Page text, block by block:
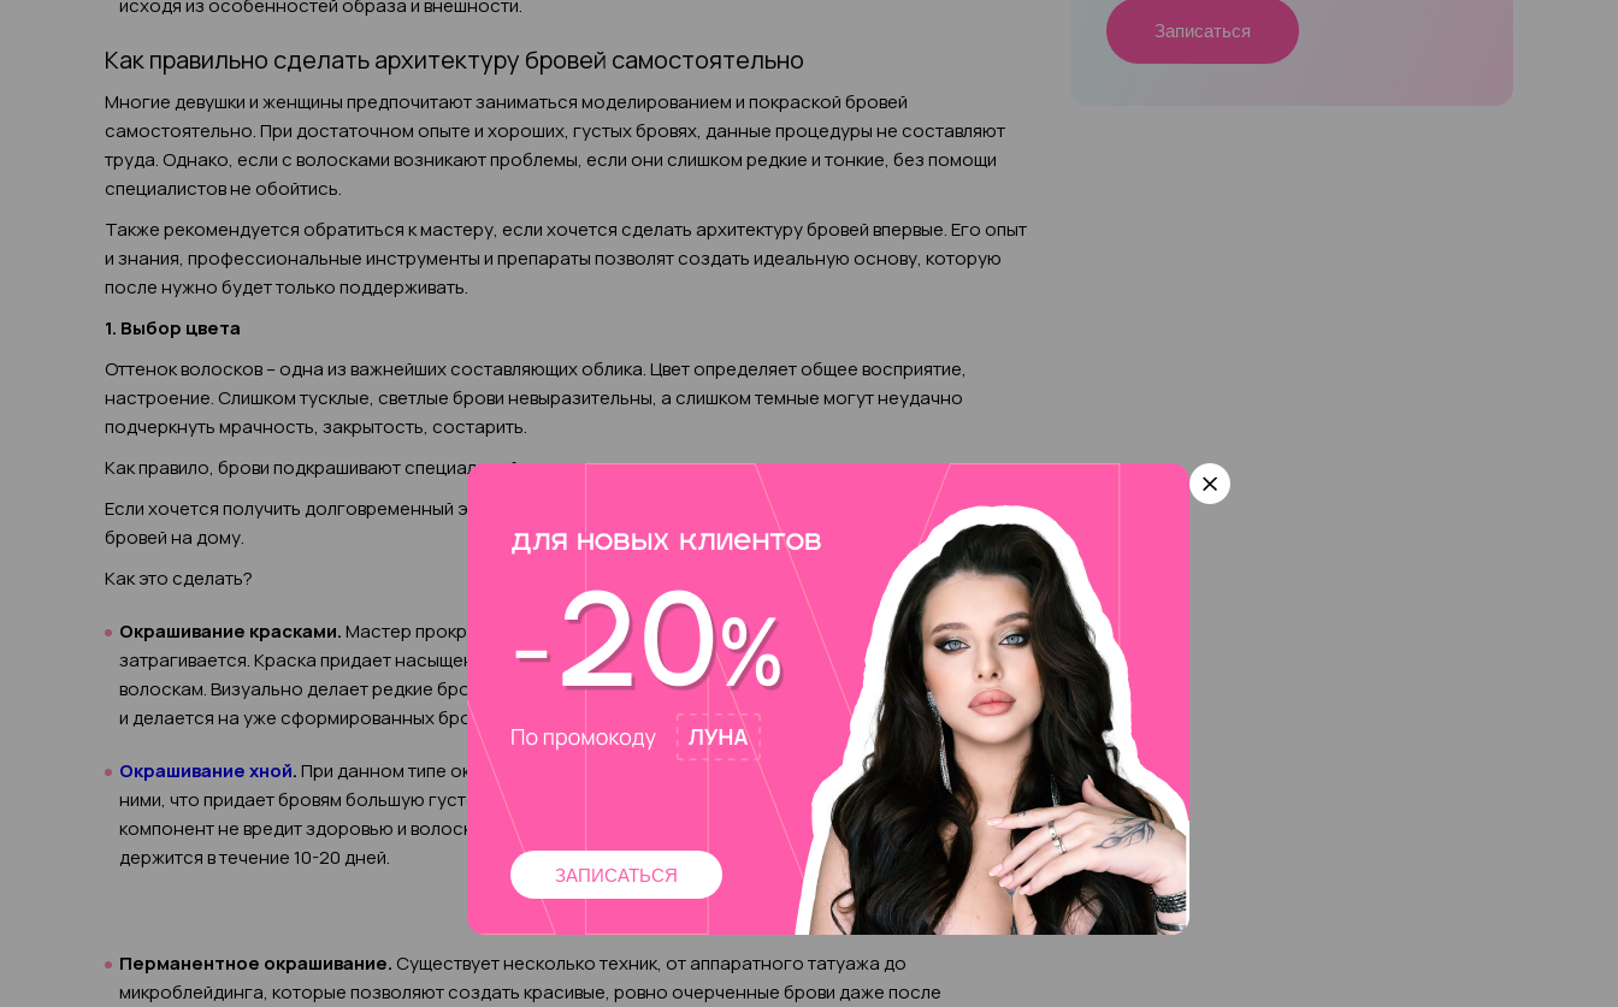
исходя из особенностей образа и внешности.
Как правильно сделать архитектуру бровей самостоятельно
Многие девушки и женщины предпочитают заниматься моделированием и покраской бровей
самостоятельно. При достаточном опыте и хороших, густых бровях, данные процедуры не составляют
труда. Однако, если с волосками возникают проблемы, если они слишком редкие и тонкие, без помощи
специалистов не обойтись.
Также рекомендуется обратиться к мастеру, если хочется сделать архитектуру бровей впервые. Его опыт
и знания, профессиональные инструменты и препараты позволят создать идеальную основу, которую
после нужно будет только поддерживать.
1. Выбор цвета
Оттенок волосков – одна из важнейших составляющих облика. Цвет определяет общее восприятие,
настроение. Слишком тусклые, светлые брови невыразительны, а слишком темные могут неудачно
подчеркнуть мрачность, закрытость, состарить.
Как правило, брови подкрашивают специальной тушью или карандашом, в процессе нанесения макияжа.
Если хочется получить долговременный эффект, стоит посетить салон красоты или устроить окрашивание
бровей на дому.
Как это сделать?
Окрашивание красками.Мастер прокрашивает каждый волосок отдельно, так что кожа не
затрагивается. Краска придает насыщенный, красивый цвет и блеск полупрозрачным, бледным
волоскам. Визуально делает редкие брови более густыми и объемными. Процедура занимает 5-7 минут,
и делается на уже сформированных бровях.
Окрашивание хной.При данном типе окрашивания пигментируются не только волоски, но и кожа под
ними, что придает бровям большую густоту и насыщенность цвета. Растительный, натуральный
компонент не вредит здоровью и волоскам. Хной вполне можно пользоваться на дому, а эффект
держится в течение 10-20 дней.
Перманентное окрашивание. Существует несколько техник, от аппаратного татуажа до
микроблейдинга, которые позволяют создать красивые, ровно очерченные брови даже после
Записаться
ЗАПИСАТЬСЯ